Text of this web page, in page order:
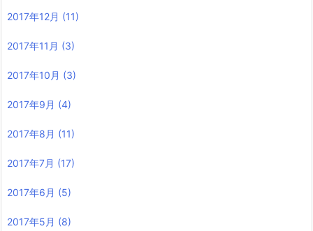
2017年12月 (11)
2017年11月 (3)
2017年10月 (3)
2017年9月 (4)
2017年8月 (11)
2017年7月 (17)
2017年6月 (5)
2017年5月 (8)